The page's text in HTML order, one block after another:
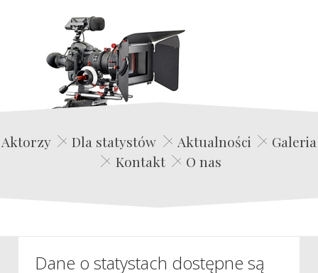
Edwin Film Agencja Aktorska
Aktorzy Dla statystów Aktualności
Galeria
Kontakt
O nas
Dane o statystach dostępne są